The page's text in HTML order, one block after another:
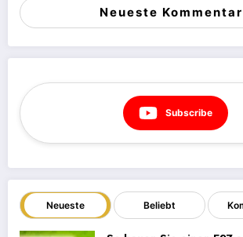
Neueste
Subscribe
Neueste Beliebt